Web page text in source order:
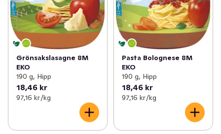
Grönsakslasagne 8M
EKO
190 g, Hipp
18,46 kr
97,16 kr /kg
Pasta Bolognese 8M
EKO
190 g, Hipp
18,46 kr
97,16 kr /kg